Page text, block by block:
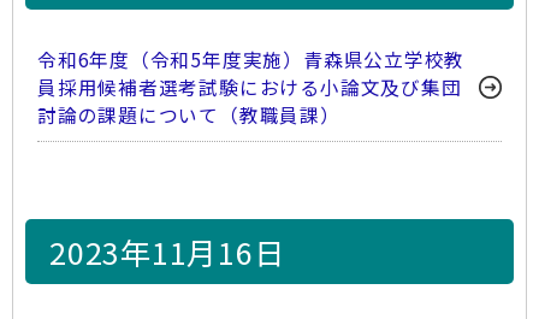
令和6年度（令和5年度実施）青森県公立学校教
員採用候補者選考試験における小論文及び集団
討論の課題について（教職員課）
2023年11月16日